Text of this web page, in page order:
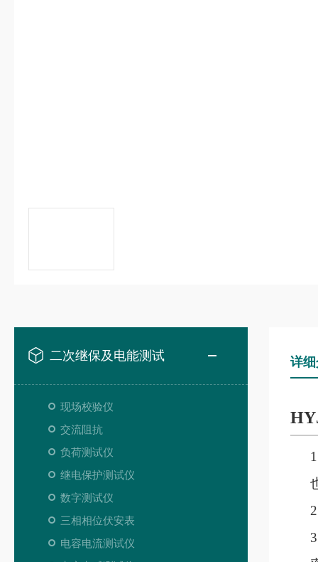
二次继保及电能测试
现场校验仪
交流阻抗
负荷测试仪
继电保护测试仪
数字测试仪
三相相位伏安表
电容电流测试仪
详